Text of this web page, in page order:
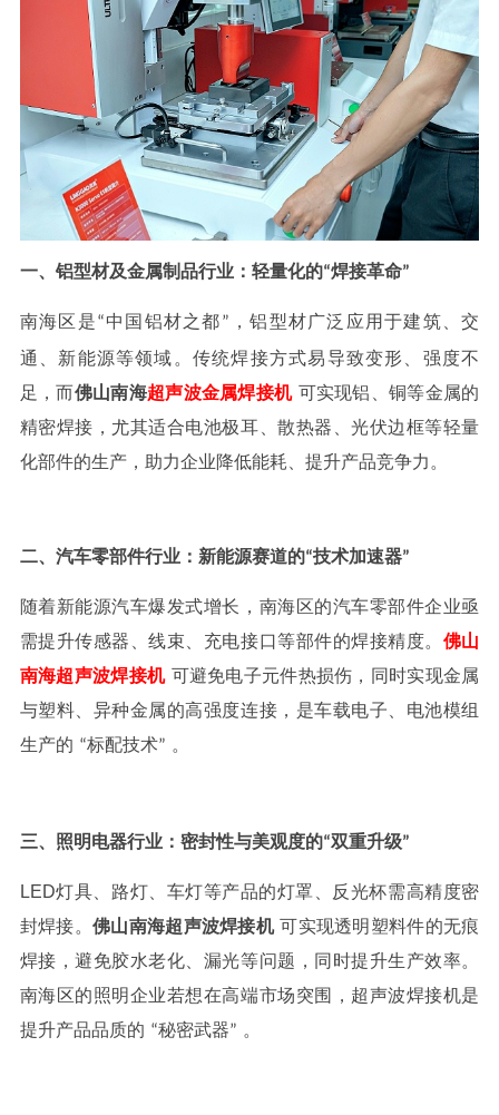
一、铝型材及金属制品行业：轻量化的“焊接革命”
南海区是“中国铝材之都” ，铝型材广泛应用于建筑、交
通、新能源等领域。传统焊接方式易导致变形、强度不
足，而佛山南海超声波金属焊接机 可实现铝、铜等金属的
精密焊接，尤其适合电池极耳、散热器、光伏边框等轻量
化部件的生产，助力企业降低能耗、提升产品竞争力。
二、汽车零部件行业：新能源赛道的“技术加速器”
随着新能源汽车爆发式增长，南海区的汽车零部件企业亟
需提升传感器、线束、充电接口等部件的焊接精度。 佛山
南海超声波焊接机 可避免电子元件热损伤，同时实现金属
与塑料、异种金属的高强度连接，是车载电子、电池模组
生产的 “标配技术” 。
三、照明电器行业：密封性与美观度的“双重升级”
LED灯具、路灯、车灯等产品的灯罩、反光杯需高精度密
封焊接。佛山南海超声波焊接机 可实现透明塑料件的无痕
焊接，避免胶水老化、漏光等问题，同时提升生产效率。
南海区的照明企业若想在高端市场突围，超声波焊接机是
提升产品品质的 “秘密武器” 。